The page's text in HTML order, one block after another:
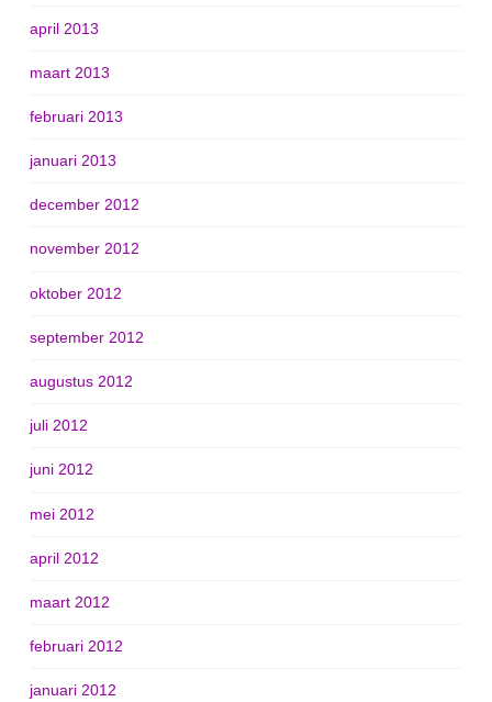
april 2013
maart 2013
februari 2013
januari 2013
december 2012
november 2012
oktober 2012
september 2012
augustus 2012
juli 2012
juni 2012
mei 2012
april 2012
maart 2012
februari 2012
januari 2012